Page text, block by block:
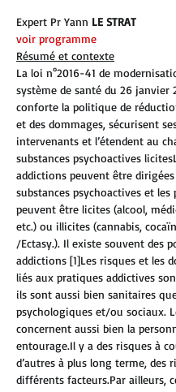
Expert Pr Yann LE STRAT
voir programme
Résumé et contexte
La loi n°2016-41 de
système de santé du 26 janvier
conforte la politique de
et des dommages, sécurisent
intervenants et l’étendent au
substances psychoactives
addictions peuvent être dirigées
substances psychoactives et les
peuvent être licites (alcool,
etc.) ou illicites (cannabis,
/Ectasy.). Il existe souvent des
addictions [1]Les risques et les
liés aux pratiques addictives
ils sont aussi bien sanitaires
psychologiques et/ou sociaux.
concernent aussi bien la
entourage.Il y a des risques à
d’autres à plus long terme, des
différents facteurs.Par ailleurs,